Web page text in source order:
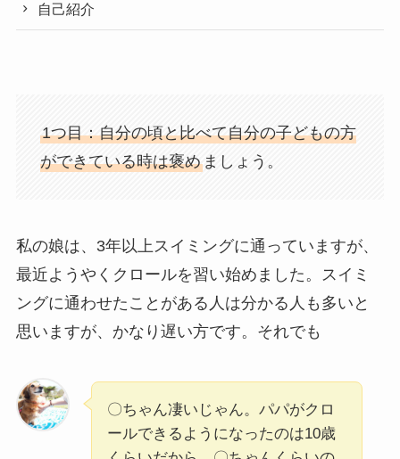
自己紹介
1つ目：自分の頃と比べて自分の子どもの方
ができている時は褒めましょう。
私の娘は、3年以上スイミングに通っていますが、
最近ようやくクロールを習い始めました。スイミ
ングに通わせたことがある人は分かる人も多いと
思いますが、かなり遅い方です。それでも
〇ちゃん凄いじゃん。パパがクロ
ールできるようになったのは10歳